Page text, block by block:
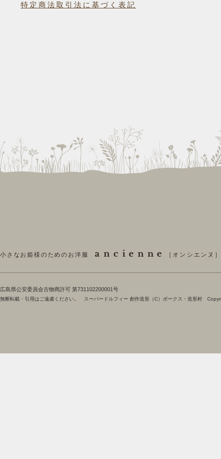
特定商法取引法に基づく表記
小さなお姫様のためのお洋服 ancienne ［オンシエンヌ
​広島県公安委員会古物商許可 第731102200001号
無断転載・引用はご遠慮ください。 スーパードルフィー 創作造形（C）ボークス・造形村